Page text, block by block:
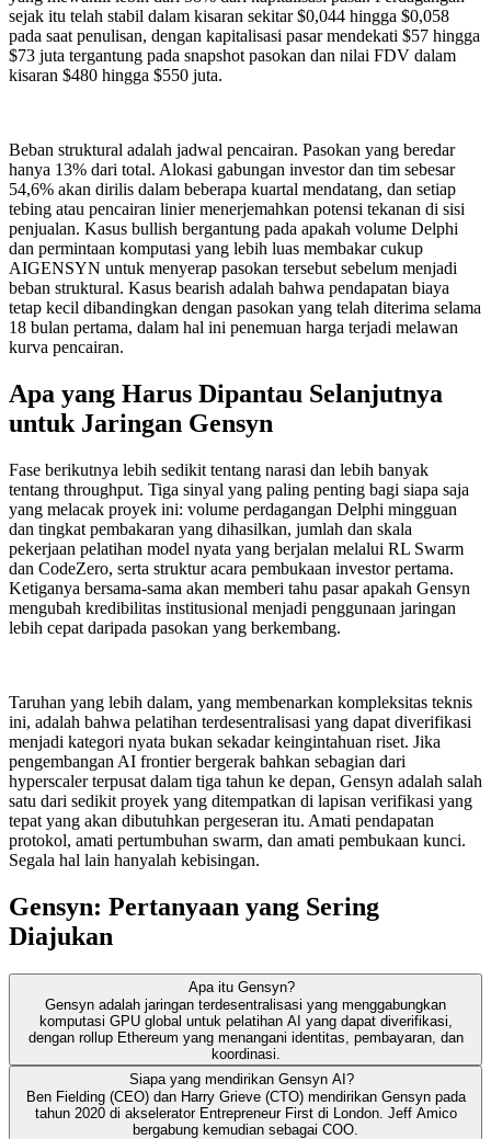
sejak itu telah stabil dalam kisaran sekitar $0,044 hingga $0,058
pada saat penulisan, dengan kapitalisasi pasar mendekati $57 hingga
$73 juta tergantung pada snapshot pasokan dan nilai FDV dalam
kisaran $480 hingga $550 juta.
Beban struktural adalah jadwal pencairan. Pasokan yang beredar
hanya 13% dari total. Alokasi gabungan investor dan tim sebesar
54,6% akan dirilis dalam beberapa kuartal mendatang, dan setiap
tebing atau pencairan linier menerjemahkan potensi tekanan di sisi
penjualan. Kasus bullish bergantung pada apakah volume Delphi
dan permintaan komputasi yang lebih luas membakar cukup
AIGENSYN untuk menyerap pasokan tersebut sebelum menjadi
beban struktural. Kasus bearish adalah bahwa pendapatan biaya
tetap kecil dibandingkan dengan pasokan yang telah diterima selama
18 bulan pertama, dalam hal ini penemuan harga terjadi melawan
kurva pencairan.
Apa yang Harus Dipantau Selanjutnya
untuk Jaringan Gensyn
Fase berikutnya lebih sedikit tentang narasi dan lebih banyak
tentang throughput. Tiga sinyal yang paling penting bagi siapa saja
yang melacak proyek ini: volume perdagangan Delphi mingguan
dan tingkat pembakaran yang dihasilkan, jumlah dan skala
pekerjaan pelatihan model nyata yang berjalan melalui RL Swarm
dan CodeZero, serta struktur acara pembukaan investor pertama.
Ketiganya bersama-sama akan memberi tahu pasar apakah Gensyn
mengubah kredibilitas institusional menjadi penggunaan jaringan
lebih cepat daripada pasokan yang berkembang.
Taruhan yang lebih dalam, yang membenarkan kompleksitas teknis
ini, adalah bahwa pelatihan terdesentralisasi yang dapat diverifikasi
menjadi kategori nyata bukan sekadar keingintahuan riset. Jika
pengembangan AI frontier bergerak bahkan sebagian dari
hyperscaler terpusat dalam tiga tahun ke depan, Gensyn adalah salah
satu dari sedikit proyek yang ditempatkan di lapisan verifikasi yang
tepat yang akan dibutuhkan pergeseran itu. Amati pendapatan
protokol, amati pertumbuhan swarm, dan amati pembukaan kunci.
Segala hal lain hanyalah kebisingan.
Gensyn: Pertanyaan yang Sering
Diajukan
Apa itu Gensyn?
Gensyn adalah jaringan terdesentralisasi yang menggabungkan
komputasi GPU global untuk pelatihan AI yang dapat diverifikasi,
dengan rollup Ethereum yang menangani identitas, pembayaran, dan
koordinasi.
Siapa yang mendirikan Gensyn AI?
Ben Fielding (CEO) dan Harry Grieve (CTO) mendirikan Gensyn pada
tahun 2020 di akselerator Entrepreneur First di London. Jeff Amico
bergabung kemudian sebagai COO.